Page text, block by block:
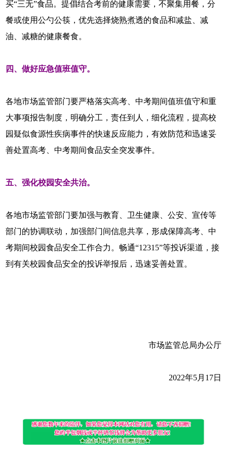
买“三无”食品。提倡结合考前的健康需要，不聚集用餐，分
餐或使用公勺公筷，优先选择烧熟煮透的食品和减盐、减
油、减糖的健康餐食。
四、做好应急值班值守。
各地市场监管部门要严格落实高考、中考期间值班值守和重
大事项报告制度，明确分工，责任到人，细化流程，提高校
园疑似食源性疾病事件的快速反应能力，有效防范和迅速妥
善处置高考、中考期间食品安全突发事件。
五、强化校园安全共治。
各地市场监管部门要加强与教育、卫生健康、公安、宣传等
部门的协调联动，加强部门间信息共享，形成保障高考、中
考期间校园食品安全工作合力。畅通“12315”等投诉渠道，接
到有关校园食品安全的投诉举报后，迅速妥善处置。
市场监管总局办公厅
2022年5月17日